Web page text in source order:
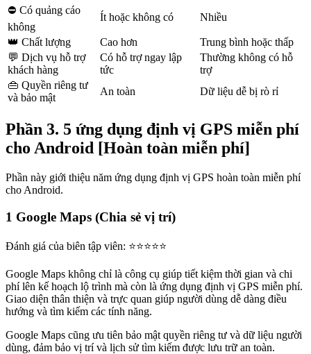
⛔ Có quảng cáo
không
Ít hoặc không có Nhiều
👑 Chất lượng Cao hơn
Trung bình hoặc thấp
💬 Dịch vụ hỗ trợ
khách hàng
Có hỗ trợ ngay lập
tức
Thường không có hỗ
trợ
👜 Quyền riêng tư
và bảo mật
An toàn Dữ liệu dễ bị rò rỉ
Phần 3. 5 ứng dụng định vị GPS miễn phí
cho Android [Hoàn toàn miễn phí]
Phần này giới thiệu năm ứng dụng định vị GPS hoàn toàn miễn phí
cho Android.
1 Google Maps (Chia sẻ vị trí)
Đánh giá của biên tập viên: ⭐⭐⭐⭐⭐
Google Maps không chỉ là công cụ giúp tiết kiệm thời gian và chi
phí lên kế hoạch lộ trình mà còn là ứng dụng định vị GPS miễn phí.
Giao diện thân thiện và trực quan giúp người dùng dễ dàng điều
hướng và tìm kiếm các tính năng.
Google Maps cũng ưu tiên bảo mật quyền riêng tư và dữ liệu người
dùng, đảm bảo vị trí và lịch sử tìm kiếm được lưu trữ an toàn.